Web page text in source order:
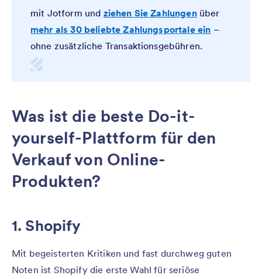
mit Jotform und ziehen Sie Zahlungenüber
mehr als 30 beliebte Zahlungsportale ein –
ohne zusätzliche Transaktionsgebühren.
Was ist die beste Do-it-
yourself-Plattform für den
Verkauf von Online-
Produkten?
1. Shopify
Mit begeisterten Kritiken und fast durchweg guten
Noten ist Shopify die erste Wahl für seriöse